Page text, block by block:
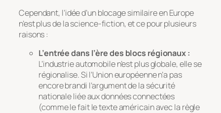
Cependant, l’idée d’un blocage similaire en Europe
n’est plus de la science-fiction, et ce pour plusieurs
raisons :
L’entrée dans l’ère des blocs régionaux :
L’industrie automobile n’est plus globale, elle se
régionalise. Si l’Union européenne n’a pas
encore brandi l’argument de la sécurité
nationale liée aux données connectées
(comme le fait le texte américain avec la règle